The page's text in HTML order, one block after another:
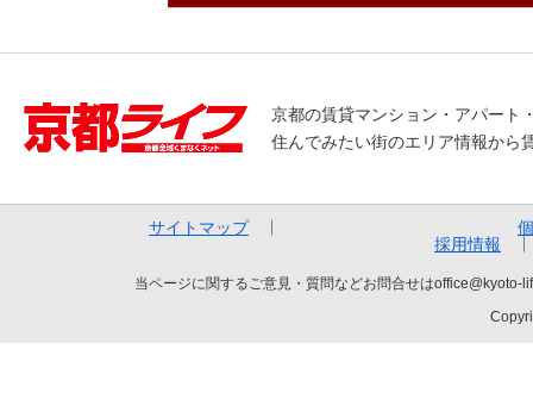
京都の賃貸マンション・アパート
住んでみたい街のエリア情報から
サイトマップ
採用情報
当ページに関するご意見・質問などお問合せは